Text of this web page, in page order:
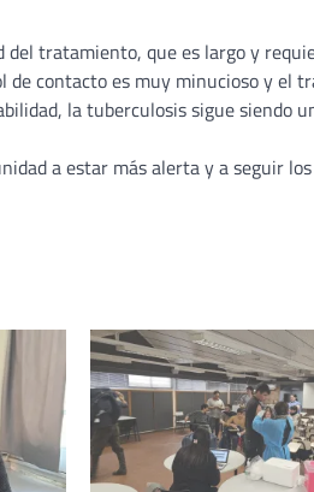
del tratamiento, que es largo y
contacto es muy minucioso y el
la tuberculosis sigue siendo
a estar más alerta y a seguir